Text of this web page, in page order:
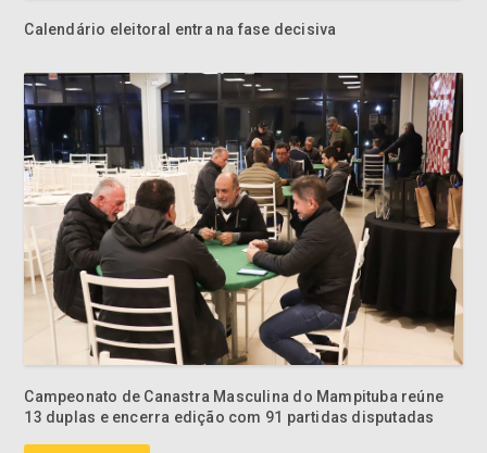
Calendário eleitoral entra na fase decisiva
Campeonato de Canastra Masculina do Mampituba reúne
13 duplas e encerra edição com 91 partidas disputadas